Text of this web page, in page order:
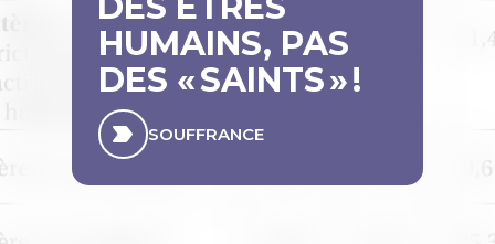
HUMAINS, PAS
DES « SAINTS » !
SOUFFRANCE